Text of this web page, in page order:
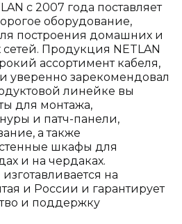
с 2007 года поставляет
оборудование,
построения домашних и
Продукция NETLAN
ассортимент кабеля,
уверенно зарекомендовал
линейке вы
для монтажа,
и патч-панели,
а также
шкафы для
и на чердаках.
на
и России и гарантирует
и поддержку